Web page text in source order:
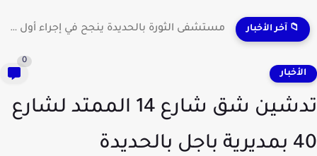
📁 آخر الأخبار مستشفى الثورة بالحديدة ينجح في إجراء أول عملية لاستئصال...
تدشين شق شارع 14 الممتد لشارع